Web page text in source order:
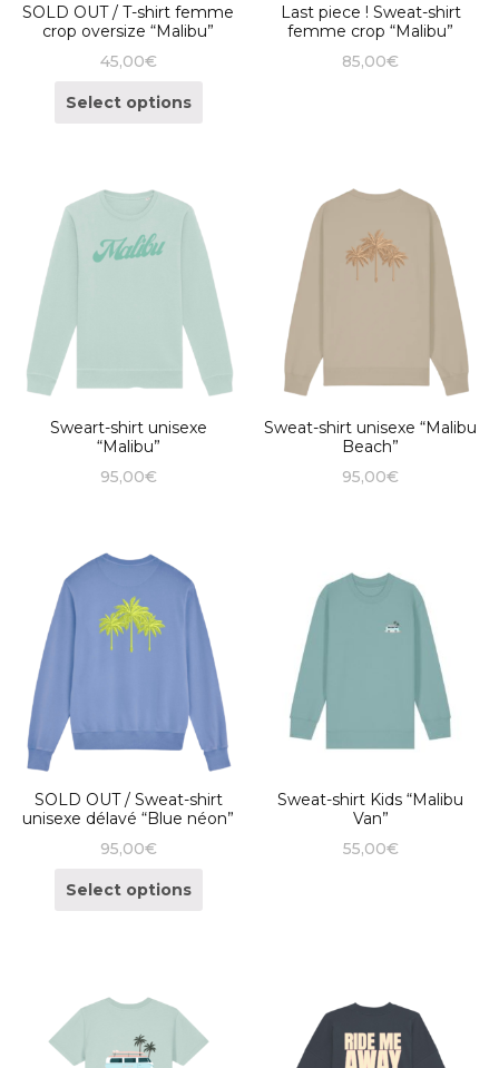
SOLD OUT / T-shirt femme
crop oversize “Malibu”
45,00€
Select options
Last piece ! Sweat-shirt
femme crop “Malibu”
85,00€
Sweart-shirt unisexe
“Malibu”
95,00€
Sweat-shirt unisexe “Malibu
Beach”
95,00€
SOLD OUT / Sweat-shirt
unisexe délavé “Blue néon”
95,00€
Select options
Sweat-shirt Kids “Malibu
Van”
55,00€